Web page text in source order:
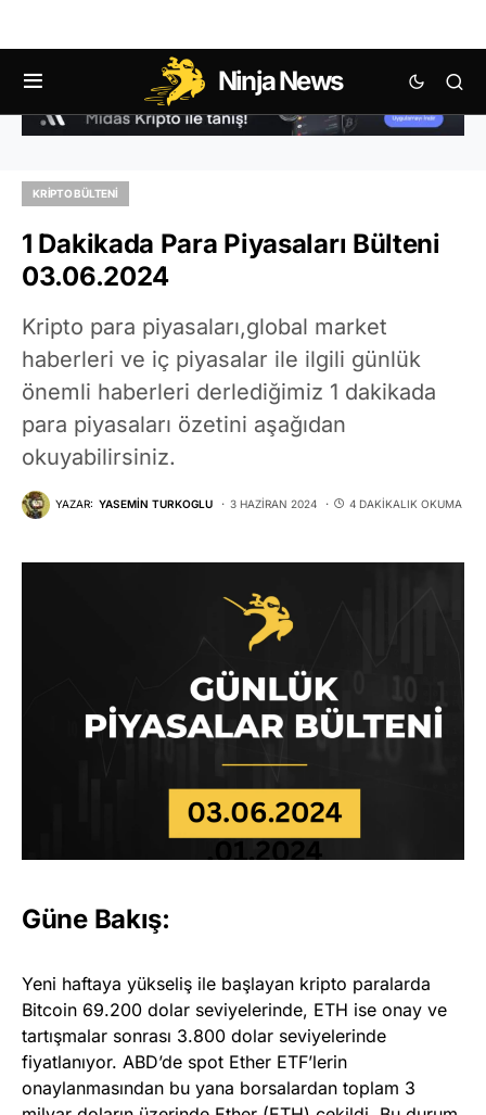
Ninja News
KRIPTO BÜLTENI
1 Dakikada Para Piyasaları Bülteni
03.06.2024
Kripto para piyasaları,global market
haberleri ve iç piyasalar ile ilgili günlük
önemli haberleri derlediğimiz 1 dakikada
para piyasaları özetini aşağıdan
okuyabilirsiniz.
YAZAR: YASEMIN TURKOGLU 3 HAZIRAN 2024 4 DAKIKALIK OKUMA
Güne Bakış:
Yeni haftaya yükseliş ile başlayan kripto paralarda
Bitcoin 69.200 dolar seviyelerinde, ETH ise onay ve
tartışmalar sonrası 3.800 dolar seviyelerinde
fiyatlanıyor. ABD’de spot Ether ETF’lerin
onaylanmasından bu yana borsalardan toplam 3